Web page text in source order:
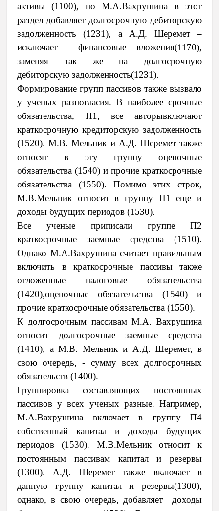
активы (1100), но М.А.Вахрушина в этот
раздел добавляет долгосрочную дебиторскую
задолженность (1231), а А.Д. Шеремет –
исключает финансовые вложения(1170),
заменяя так же на долгосрочную
дебиторскую задолженность(1231).
Формирование групп пассивов также вызвало
у ученых разногласия. В наиболее срочные
обязательства, П1, все авторывключают
краткосрочную кредиторскую задолженность
(1520). М.В. Мельник и А.Д. Шеремет также
относят в эту группу оценочные
обязательства (1540) и прочие краткосрочные
обязательства (1550). Помимо этих строк,
М.В.Мельник относит в группу П1 еще и
доходы будущих периодов (1530).
Все ученые приписали группе П2
краткосрочные заемные средства (1510).
Однако М.А.Вахрушина считает правильным
включить в краткосрочные пассивы также
отложенные налоговые обязательства
(1420),оценочные обязательства (1540) и
прочие краткосрочные обязательства (1550).
К долгосрочным пассивам М.А. Вахрушина
относит долгосрочные заемные средства
(1410), а М.В. Мельник и А.Д. Шеремет, в
свою очередь, - сумму всех долгосрочных
обязательств (1400).
Группировка составляющих постоянных
пассивов у всех ученых разные. Например,
М.А.Вахрушина включает в группу П4
собственный капитал и доходы будущих
периодов (1530). М.В.Мельник относит к
постоянным пассивам капитал и резервы
(1300). А.Д. Шеремет также включает в
данную группу капитал и резервы(1300),
однако, в свою очередь, добавляет доходы